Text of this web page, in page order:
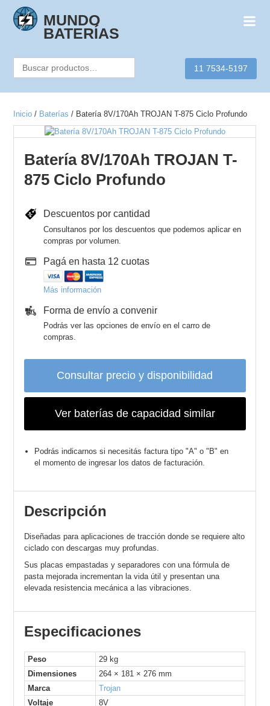
content
MUNDO
BATERÍAS
Buscar
11 7534-5197
Inicio / Baterías / Batería 8V/170Ah TROJAN T-875 Ciclo Profundo
Batería 8V/170Ah TROJAN T-
875 Ciclo Profundo
Descuentos por cantidad
Consultanos por los descuentos que podemos aplicar en
compras por volumen.
Pagá en hasta 12 cuotas
Más información
Forma de envío a convenir
Podrás ver las opciones de envío en el carro de
compras.
Consultar precio y disponibilidad
Ver baterías de capacidad similar
Podrás indicarnos si necesitás factura tipo "A" o "B" en
el momento de ingresar los datos de facturación.
Descripción
Diseñadas para aplicaciones de tracción donde se requiere alto
ciclado con descargas muy profundas.
Sus placas empastadas y separadores con una fórmula de
pasta mejorada incrementan la vida útil y presentan una
elevada resistencia mecánica a las vibraciones.
Especificaciones
Peso
29 kg
Dimensiones
264 × 181 × 276 mm
Marca
Trojan
Voltaje
8V